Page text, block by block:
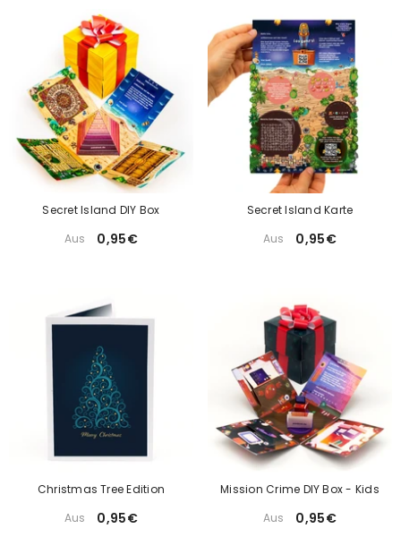
Secret Island DIY Box
Aus
0,95€
Secret Island Karte
Aus
0,95€
Christmas Tree Edition
Aus
0,95€
Mission Crime DIY Box - Kids
Aus
0,95€